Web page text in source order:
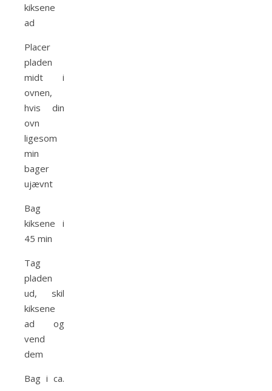
kiksene
ad
Placer
pladen
midt i
ovnen,
hvis din
ovn
ligesom
min
bager
ujævnt
Bag
kiksene i
45 min
Tag
pladen
ud, skil
kiksene
ad og
vend
dem
Bag i ca.